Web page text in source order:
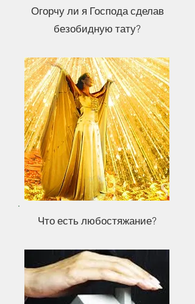
Огорчу ли я Господа сделав
безобидную тату?
Что есть любостяжание?